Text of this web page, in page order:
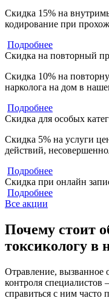
Скидка 15% на
кодирование при
Подробнее
Скидка на повторный
Скидка 10% на
нарколога на дом в
Подробнее
Скидка для особых
Скидка 5% на услуги
действий,
Подробнее
Скидка при онлайн
Подробнее
Все акции
Почему стоит
токсикологу в
Отравление, вызванное
контроля специалистов
справиться с ним часто